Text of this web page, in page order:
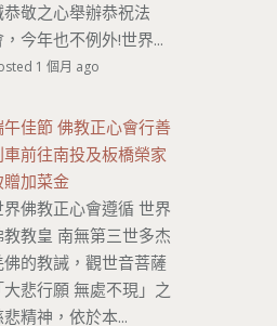
恭敬之心舉辦恭祝法
，今年也不例外!世界...
1 個月 ago
午佳節 佛教正心會行善
車前往南投及板橋榮家
贈加菜金
界佛教正心會遵循 世界
教教皇 南無第三世多杰
佛的教誡，觀世音菩薩
大悲行願 無處不現」之
悲精神，依於本...